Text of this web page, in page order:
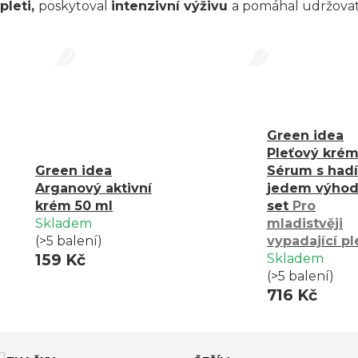
poskytoval intenzivní výživu a pomáhal
citlivá pleť
produkty s inovativními aktivními látkami. V této
harmonizující péči, která jí dodá pocit svěžesti,
Green idea
Arganový aktivní
krém 50 ml
Skladem
(>5 balení)
159 Kč
Green idea
Pleťový
Sérum s
jedem
set Pro
mladistvěji
vypadající
Skladem
(>5 balení)
716 Kč